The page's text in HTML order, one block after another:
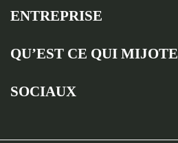
ENTREPRISE
QU’EST CE QUI MIJOTE
SOCIAUX